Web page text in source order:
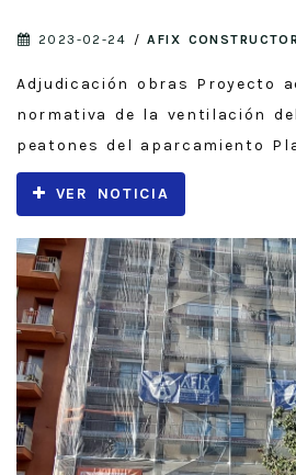
2023-02-24 / AFIX
Adjudicación obras Proyecto
normativa de la ventilación
peatones del aparcamiento
VER NOTICIA